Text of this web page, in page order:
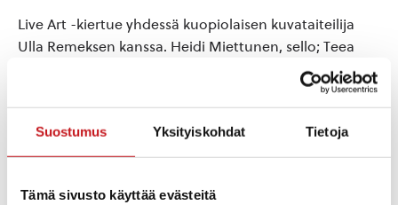
Suostumus Yksityiskohdat Tietoja
Tämä sivusto käyttää evästeitä
Live Art -kiertue yhdessä kuopiolaisen kuvataiteilija
Ulla Remeksen kanssa. Heidi Miettunen, sello; Teea